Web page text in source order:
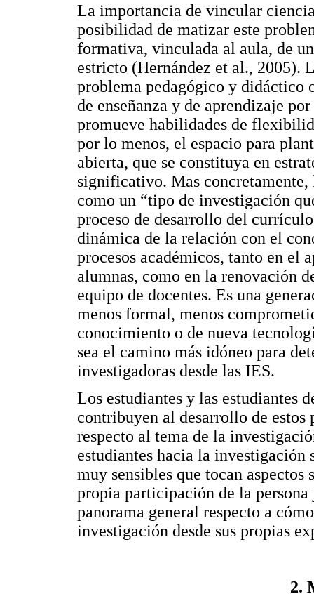
La importancia de vincular
posibilidad de matizar este
formativa, vinculada al aula, de
estricto (Hernández et al., 2005).
problema pedagógico y didáctico
de enseñanza y de aprendizaje
promueve habilidades de
por lo menos, el espacio para
abierta, que se constituya en
significativo. Mas
como un “tipo de investigación
proceso de desarrollo del
dinámica de la relación con el
procesos académicos, tanto en el
alumnas, como en la renovación
equipo de docentes. Es una
menos formal, menos
conocimiento o de nueva
sea el camino más idóneo para
investigadoras desde las IES.
Los estudiantes y las estudiantes
contribuyen al desarrollo de estos
respecto al tema de la
estudiantes hacia la investigación
muy sensibles que tocan
propia participación de la
panorama general respecto a
investigación desde sus propias
2.